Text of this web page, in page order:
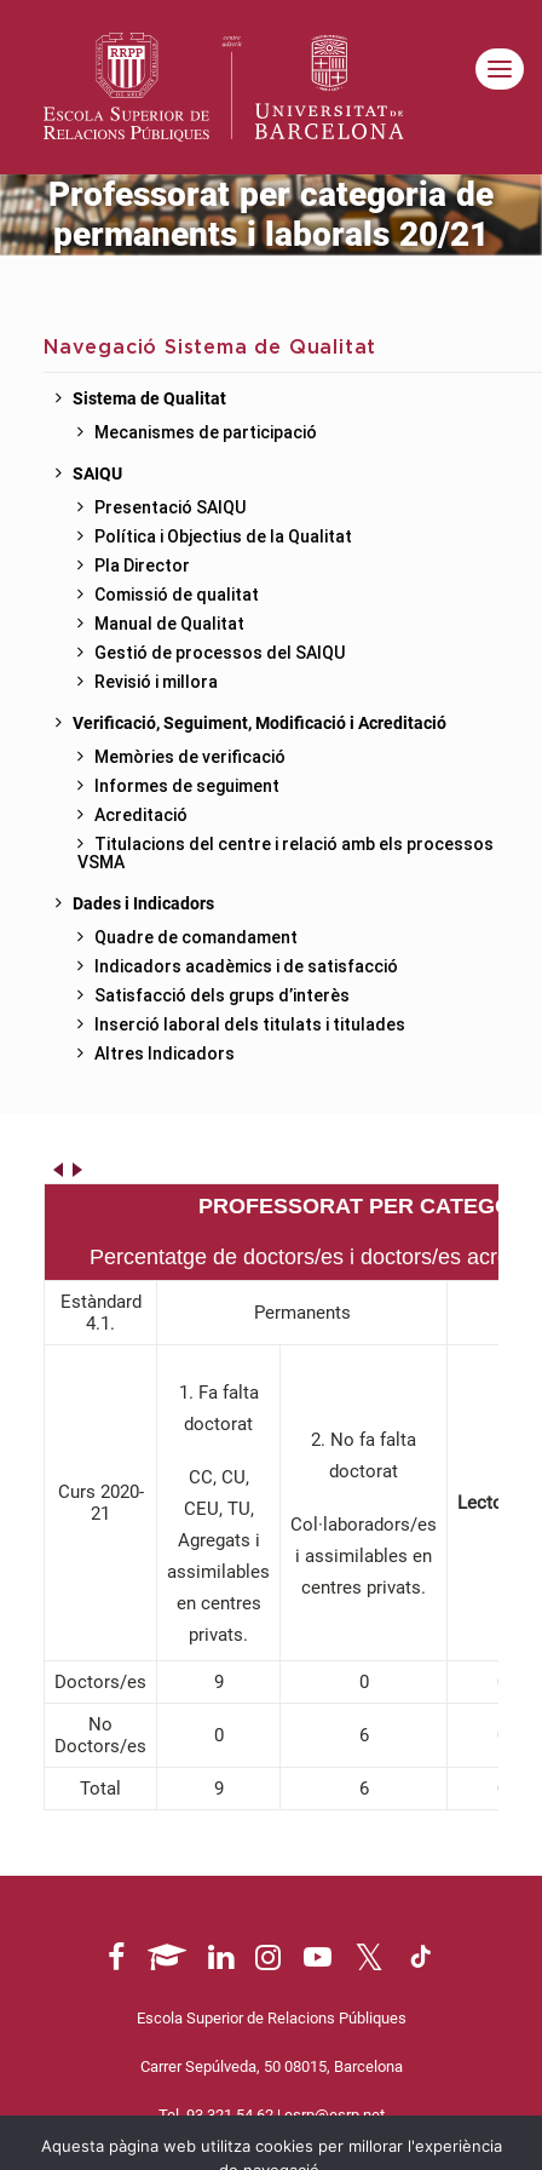
Professorat per categoria de
permanents i laborals 20/21
Navegació Sistema de Qualitat
Sistema de Qualitat
Mecanismes de participació
SAIQU
Presentació SAIQU
Política i Objectius de la Qualitat
Pla Director
Comissió de qualitat
Manual de Qualitat
Gestió de processos del SAIQU
Revisió i millora
Verificació, Seguiment, Modificació i Acreditació
Memòries de verificació
Informes de seguiment
Acreditació
Titulacions del centre i relació amb els processos
VSMA
Dades i Indicadors
Quadre de comandament
Indicadors acadèmics i de satisfacció
Satisfacció dels grups d’interès
Inserció laboral dels titulats i titulades
Altres Indicadors
PROFESSORAT PER
Percentatge de doctors/es i doctors/es
Estàndard
4.1.
Permanents
Curs 2020-
21
1. Fa falta
doctorat
CC, CU,
CEU, TU,
Agregats i
assimilables
en centres
privats.
2. No fa falta
doctorat
Col·laboradors/es
i assimilables en
centres privats.
Lectors/
Doctors/es 9 0
0
No
Doctors/es
0 6 0
Total 9 6 0
Escola Superior de Relacions Públiques
Carrer Sepúlveda, 50 08015, Barcelona
Tel. 93 321 54 62 |esrp@esrp.net
Política de cookies|Avís legal|Política de privacitat
Aquesta pàgina web utilitza cookies per millorar l'experiència